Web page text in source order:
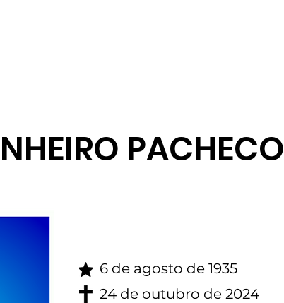
PACHECO
6 de agosto de 1935
24 de outubro de 2024